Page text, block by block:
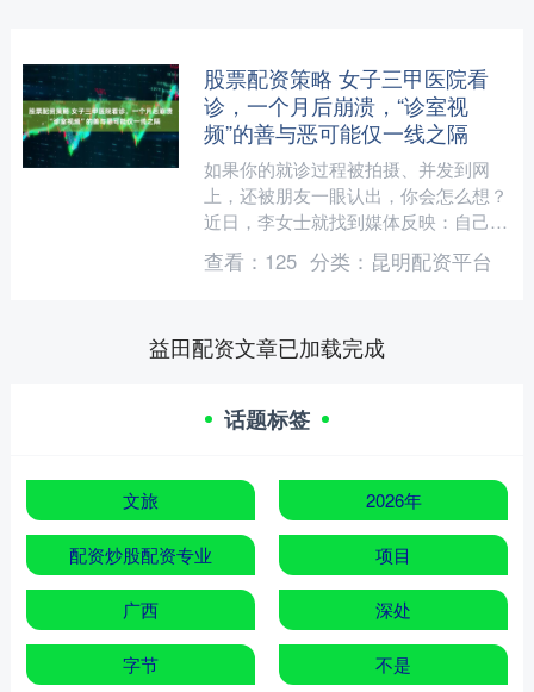
股票配资策略 女子三甲医院看
诊，一个月后崩溃，“诊室视
频”的善与恶可能仅一线之隔
如果你的就诊过程被拍摄、并发到网
上，还被朋友一眼认出，你会怎么想？
近日，李女士就找到媒体反映：自己在
某三甲医院就诊后发现其看诊视频未经
同意就被发在该医生的社交....
查看： 125 分类： 昆明配资平台
益田配资文章已加载完成
话题标签
文旅 2026年
配资炒股配资专业 项目
广西 深处
字节 不是